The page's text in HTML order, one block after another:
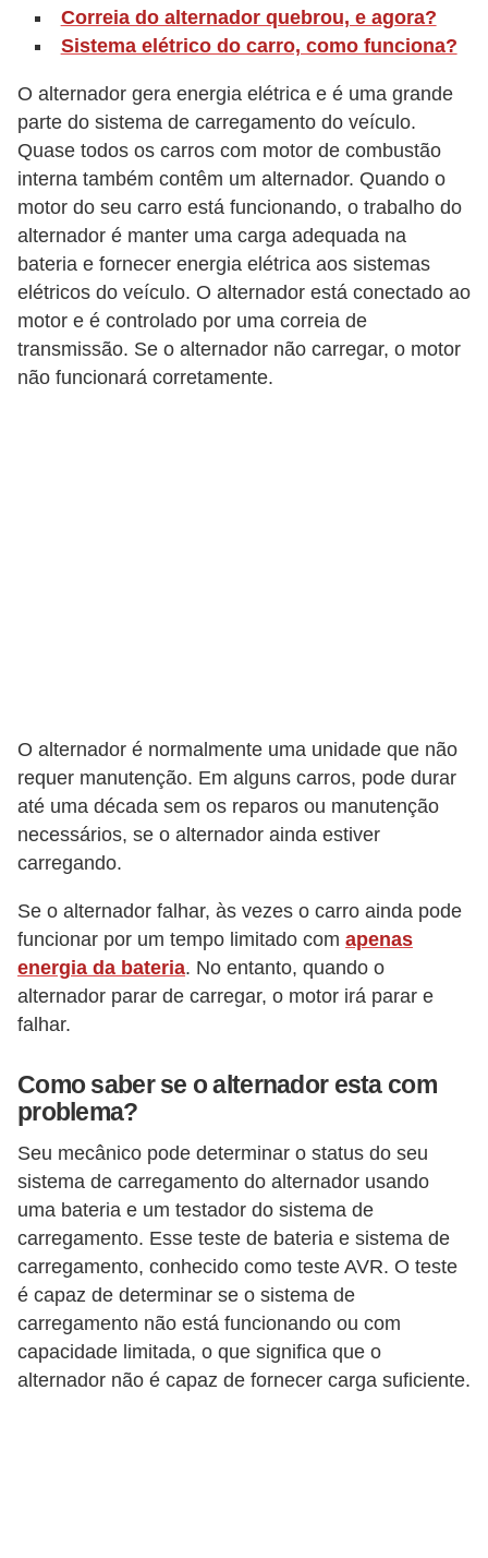
Correia do alternador quebrou, e agora?
Sistema elétrico do carro, como funciona?
O alternador gera energia elétrica e é uma grande
parte do sistema de carregamento do veículo.
Quase todos os carros com motor de combustão
interna também contêm um alternador. Quando o
motor do seu carro está funcionando, o trabalho do
alternador é manter uma carga adequada na
bateria e fornecer energia elétrica aos sistemas
elétricos do veículo. O alternador está conectado ao
motor e é controlado por uma correia de
transmissão. Se o alternador não carregar, o motor
não funcionará corretamente.
O alternador é normalmente uma unidade que não
requer manutenção. Em alguns carros, pode durar
até uma década sem os reparos ou manutenção
necessários, se o alternador ainda estiver
carregando.
Se o alternador falhar, às vezes o carro ainda pode
funcionar por um tempo limitado com apenas
energia da bateria. No entanto, quando o
alternador parar de carregar, o motor irá parar e
falhar.
Como saber se o alternador esta com
problema?
Seu mecânico pode determinar o status do seu
sistema de carregamento do alternador usando
uma bateria e um testador do sistema de
carregamento. Esse teste de bateria e sistema de
carregamento, conhecido como teste AVR. O teste
é capaz de determinar se o sistema de
carregamento não está funcionando ou com
capacidade limitada, o que significa que o
alternador não é capaz de fornecer carga suficiente.
o
s
p
o
p
u
l
a
r
e
n
d
a
d
e
í
c
l
o
s
F
i
n
a
n
c